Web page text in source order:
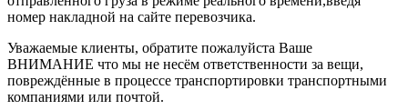
номер накладной на сайте перевозчика.
Уважаемые клиенты, обратите пожалуйста Ваше
ВНИМАНИЕ что мы не несём ответственности за вещи,
повреждённые в процессе транспортировки транспортными
компаниями или почтой.